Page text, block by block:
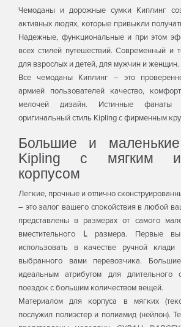
Чемоданы и дорожные сумки Киплинг
активных людях, которые привыкли
Надежные, функциональные и при этом
всех стилей путешествий. Современный и
для взрослых и детей, для мужчин и женщин.
Все чемоданы Киплинг – это
армией пользователей качество,
мелочей дизайн. Истинные фанаты
оригинальный стиль Kipling с фирменным
Большие и
Kipling с мягким
корпусом
Легкие, прочные и отлично
– это залог вашего спокойствия в любой
представлены в размерах от самого
вместительного Lразмера. Первые вы
использовать в качестве ручной клади
выбранного вами перевозчика.
идеальным атрибутом для длительного
поездок с большим количеством вещей.
Материалом для корпуса в мягких
послужил полиэстер и полиамид (нейлон).